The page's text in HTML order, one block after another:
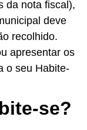
da nota fiscal),
deve
recolhido.
apresentar os
o seu Habite-
se?